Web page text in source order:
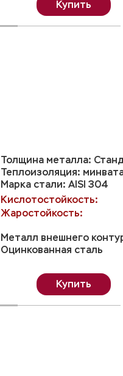
Купить
Толщина металла:
Теплоизоляция:
Марка стали: AISI 304
Кислотостойкость:
Жаростойкость:
Металл внешнего
Оцинкованная сталь
Купить